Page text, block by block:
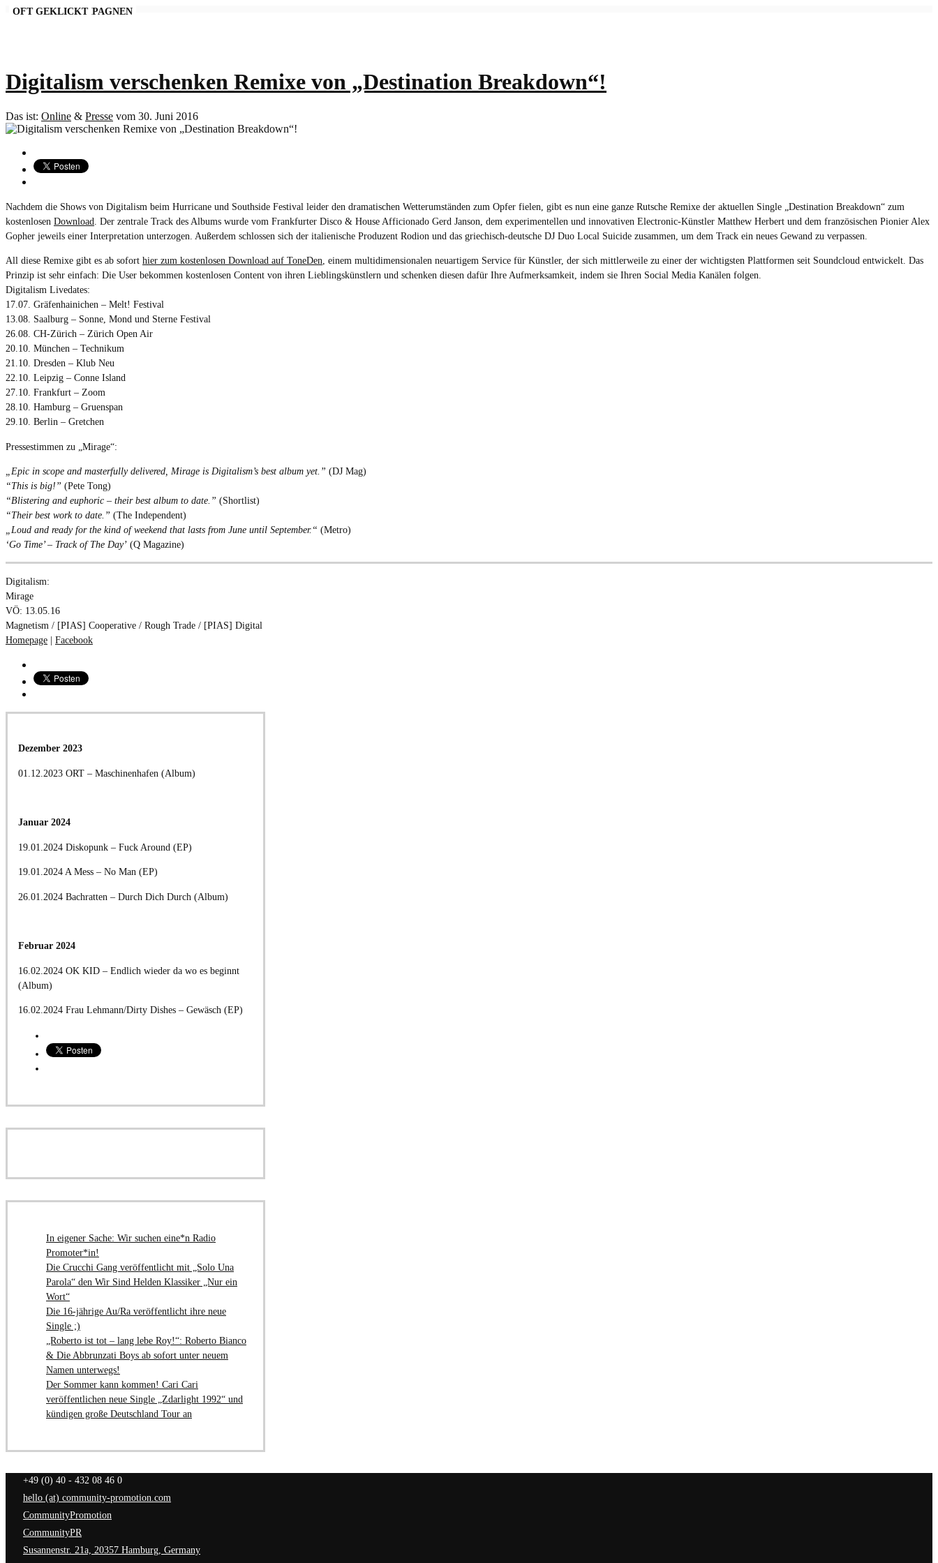
Digitalism verschenken Remixe von „Destination Breakdown“!
Das ist: Online & Presse vom 30. Juni 2016
Nachdem die Shows von Digitalism beim Hurricane und Southside Festival leider den dramatischen Wetterumständen zum Opfer fielen, gibt es nun eine ganze Rutsche Remixe der aktuellen Single „Destination Breakdown“ zum
kostenlosen Download . Der zentrale Track des Albums wurde vom Frankfurter Disco & House Afficionado Gerd Janson, dem experimentellen und innovativen Electronic-Künstler Matthew Herbert und dem französischen Pionier Alex
Gopher jeweils einer Interpretation unterzogen. Außerdem schlossen sich der italienische Produzent Rodion und das griechisch-deutsche DJ Duo Local Suicide zusammen, um dem Track ein neues Gewand zu verpassen.
All diese Remixe gibt es ab sofort hier zum kostenlosen Download auf ToneDen, einem multidimensionalen neuartigem Service für Künstler, der sich mittlerweile zu einer der wichtigsten Plattformen seit Soundcloud entwickelt. Das
Prinzip ist sehr einfach: Die User bekommen kostenlosen Content von ihren Lieblingskünstlern und schenken diesen dafür Ihre Aufmerksamkeit, indem sie Ihren Social Media Kanälen folgen.
Digitalism Livedates:
17.07. Gräfenhainichen – Melt! Festival
13.08. Saalburg – Sonne, Mond und Sterne Festival
26.08. CH-Zürich – Zürich Open Air
20.10. München – Technikum
21.10. Dresden – Klub Neu
22.10. Leipzig – Conne Island
27.10. Frankfurt – Zoom
28.10. Hamburg – Gruenspan
29.10. Berlin – Gretchen
Pressestimmen zu „Mirage“:
„Epic in scope and masterfully delivered, Mirage is Digitalism’s best album yet.” (DJ Mag)
“This is big!” (Pete Tong)
“Blistering and euphoric – their best album to date.” (Shortlist)
“Their best work to date.” (The Independent)
„Loud and ready for the kind of weekend that lasts from June until September.“ (Metro)
‘Go Time’ – Track of The Day’ (Q Magazine)
Digitalism:
Mirage
VÖ: 13.05.16
Magnetism / [PIAS] Cooperative / Rough Trade / [PIAS] Digital
Homepage | Facebook
AKTUELLE KAMPAGNEN
Dezember 2023
01.12.2023 ORT – Maschinenhafen (Album)
Januar 2024
19.01.2024 Diskopunk – Fuck Around (EP)
19.01.2024 A Mess – No Man (EP)
26.01.2024 Bachratten – Durch Dich Durch (Album)
Februar 2024
16.02.2024 OK KID – Endlich wieder da wo es beginnt
(Album)
16.02.2024 Frau Lehmann/Dirty Dishes – Gewäsch (EP)
OFT GEKLICKT
In eigener Sache: Wir suchen eine*n Radio
Promoter*in!
Die Crucchi Gang veröffentlicht mit „Solo Una
Parola“ den Wir Sind Helden Klassiker „Nur ein
Wort“
Die 16-jährige Au/Ra veröffentlicht ihre neue
Single ;)
„Roberto ist tot – lang lebe Roy!“: Roberto Bianco
& Die Abbrunzati Boys ab sofort unter neuem
Namen unterwegs!
Der Sommer kann kommen! Cari Cari
veröffentlichen neue Single „Zdarlight 1992“ und
kündigen große Deutschland Tour an
+49 (0) 40 - 432 08 46 0
hello (at) community-promotion.com
CommunityPromotion
CommunityPR
Susannenstr. 21a, 20357 Hamburg, Germany